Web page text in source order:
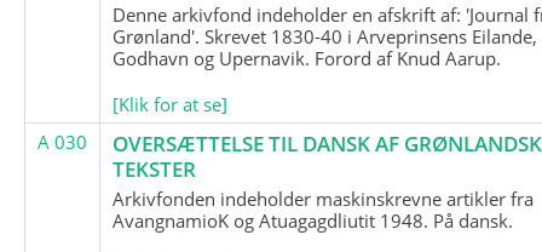
Denne arkivfond indeholder en afskrift af: 'Journal
Grønland'. Skrevet 1830-40 i Arveprinsens Eilande,
Godhavn og Upernavik. Forord af Knud Aarup.
[Klik for at se]
A 030
OVERSÆTTELSE TIL DANSK AF
TEKSTER
Arkivfonden indeholder maskinskrevne artikler fra
AvangnamioK og Atuagagdliutit 1948. På dansk.